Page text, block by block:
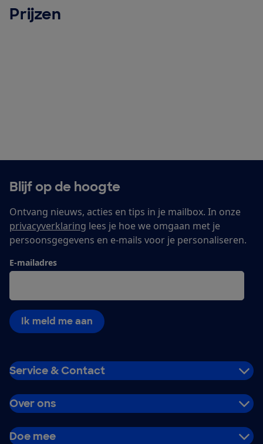
Prijzen
Blijf op de hoogte
Ontvang nieuws, acties en tips in je mailbox. In onze
privacyverklaring lees je hoe we omgaan met je
persoonsgegevens en e-mails voor je personaliseren.
E-mailadres
Ik meld me aan
Service & Contact
Over ons
Doe mee